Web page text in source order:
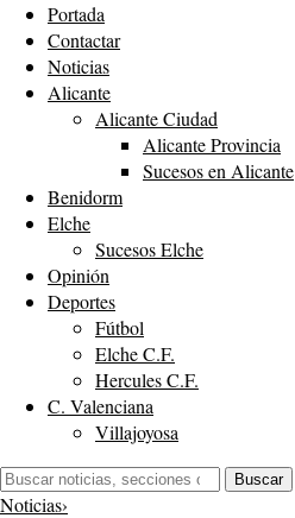
Portada
Contactar
Noticias
Alicante
Alicante Ciudad
Alicante Provincia
Sucesos en Alicante
Benidorm
Elche
Sucesos Elche
Opinión
Deportes
Fútbol
Elche C.F.
Hercules C.F.
C. Valenciana
Villajoyosa
Buscar:
Buscar
Noticias›